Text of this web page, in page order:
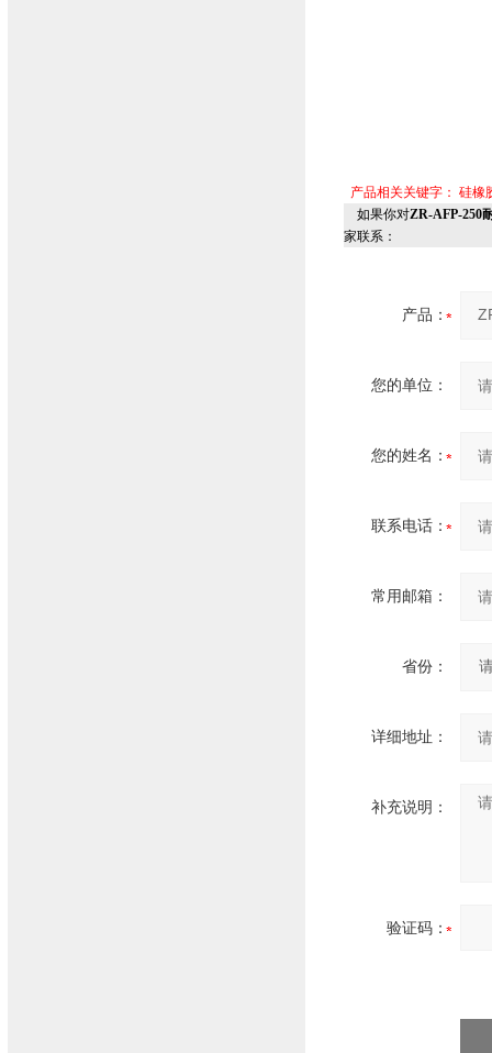
产品相关关键字： 硅橡
如果你对ZR-AFP-250
家联系：
产品：
您的单位：
您的姓名：
联系电话：
常用邮箱：
省份：
详细地址：
补充说明：
验证码：